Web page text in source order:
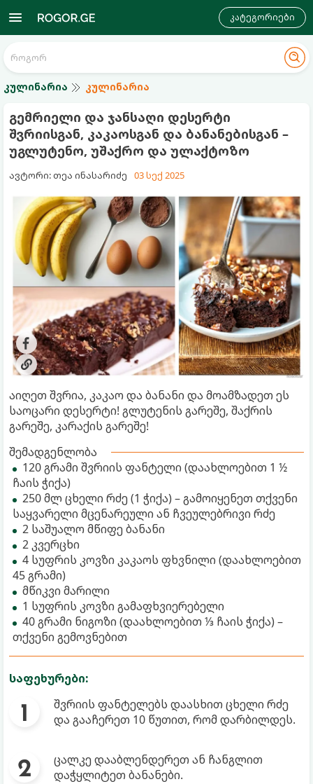
კატეგორიები
კულინარია კულინარია
გემრიელი და ჯანსაღი დესერტი
შვრიისგან, კაკაოსგან და ბანანებისგან –
უგლუტენო, უშაქრო და ულაქტოზო
ავტორი: თეა ინასარიძე 03 სექ 2025
აიღეთ შვრია, კაკაო და ბანანი და მოამზადეთ ეს
საოცარი დესერტი! გლუტენის გარეშე, შაქრის
გარეშე, კარაქის გარეშე!
შემადგენლობა
120 გრამი შვრიის ფანტელი (დაახლოებით 1 ½
ჩაის ჭიქა)
250 მლ ცხელი რძე (1 ჭიქა) – გამოიყენეთ თქვენი
საყვარელი მცენარეული ან ჩვეულებრივი რძე
2 საშუალო მწიფე ბანანი
2 კვერცხი
4 სუფრის კოვზი კაკაოს ფხვნილი (დაახლოებით
45 გრამი)
მწიკვი მარილი
1 სუფრის კოვზი გამაფხვიერებელი
40 გრამი ნიგოზი (დაახლოებით ⅓ ჩაის ჭიქა) –
თქვენი გემოვნებით
საფეხურები:
შვრიის ფანტელებს დაასხით ცხელი რძე
და გააჩერეთ 10 წუთით, რომ დარბილდეს.
ცალკე დააბლენდერეთ ან ჩანგლით
დაჭყლიტეთ ბანანები.